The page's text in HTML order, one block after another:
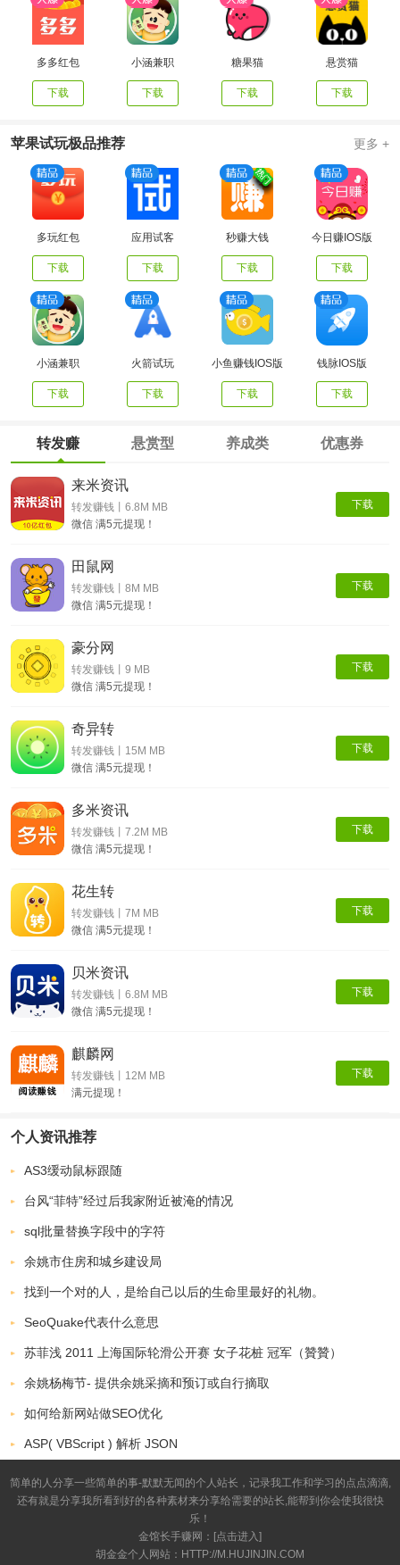
多多红包
下载
小涵兼职
下载
糖果猫
下载
悬赏猫
下载
苹果试玩极品推荐 更多 +
多玩红包
下载
应用试客
下载
秒赚大钱
下载
今日赚IOS版
下载
小涵兼职
下载
火箭试玩
下载
小鱼赚钱IOS版
下载
钱脉IOS版
下载
转发赚 悬赏型 养成类 优惠券
下载
来米资讯
转发赚钱丨6.8M MB
微信 满5元提现！
下载
田鼠网
转发赚钱丨8M MB
微信 满5元提现！
下载
豪分网
转发赚钱丨9 MB
微信 满5元提现！
下载
奇异转
转发赚钱丨15M MB
微信 满5元提现！
下载
多米资讯
转发赚钱丨7.2M MB
微信 满5元提现！
下载
花生转
转发赚钱丨7M MB
微信 满5元提现！
下载
贝米资讯
转发赚钱丨6.8M MB
微信 满5元提现！
下载
麒麟网
转发赚钱丨12M MB
满元提现！
个人资讯推荐
AS3缓动鼠标跟随
台风“菲特”经过后我家附近被淹的情况
sql批量替换字段中的字符
余姚市住房和城乡建设局
找到一个对的人，是给自己以后的生命里最好的礼物。
SeoQuake代表什么意思
苏菲浅 2011 上海国际轮滑公开赛 女子花桩 冠军（贊贊）
余姚杨梅节- 提供余姚采摘和预订或自行摘取
如何给新网站做SEO优化
ASP( VBScript ) 解析 JSON
简单的人分享一些简单的事-默默无闻的个人站长，记录我工作和学习的点点滴滴,
还有就是分享我所看到好的各种素材来分享给需要的站长,能帮到你会使我很快
乐！
金馆长手赚网：[点击进入]
胡金金个人网站：HTTP://M.HUJINJIN.COM